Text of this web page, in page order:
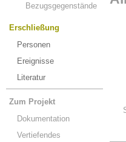
Bezugsgegenstände
Erschließung
Personen
Ereignisse
Literatur
Zum Projekt
Dokumentation
Vertiefendes